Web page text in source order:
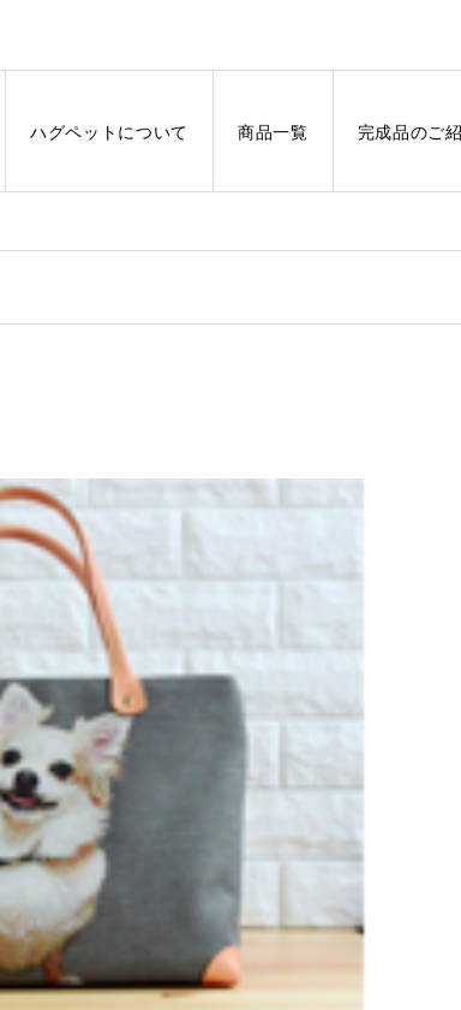
ハグペットについて 商品一覧 完成品のご